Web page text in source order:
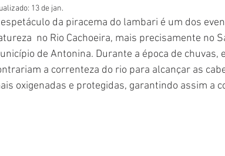
13 de jan.
espetáculo da piracema do lambari é um dos
no Rio Cachoeira, mais precisamente no
de Antonina. Durante a época de
a correnteza do rio para alcançar as
oxigenadas e protegidas, garantindo assim a